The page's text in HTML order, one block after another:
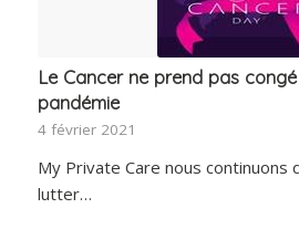
Le Cancer ne prend pas
pandémie
4 février 2021
My Private Care nous continuons
lutter…